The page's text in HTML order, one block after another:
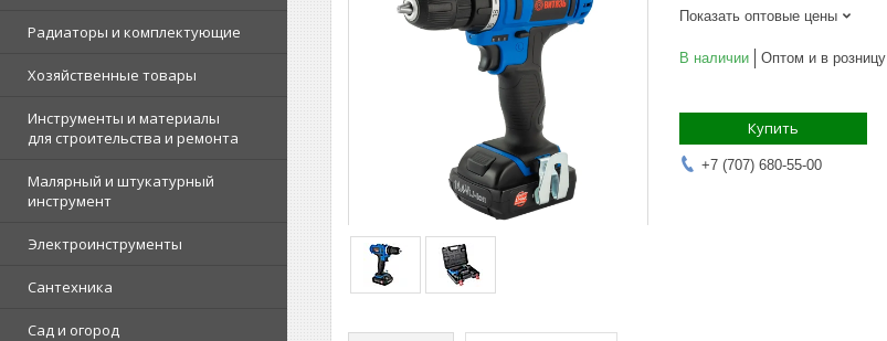
Радиаторы и комплектующие
Хозяйственные товары
Инструменты и материалы
для строительства и ремонта
Малярный и штукатурный
инструмент
Электроинструменты
Сантехника
Сад и огород
Показать оптовые цены
В наличии Оптом и в розницу
Купить
+7 (707) 680-55-00